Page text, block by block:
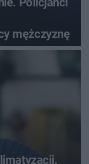
mężczyznę